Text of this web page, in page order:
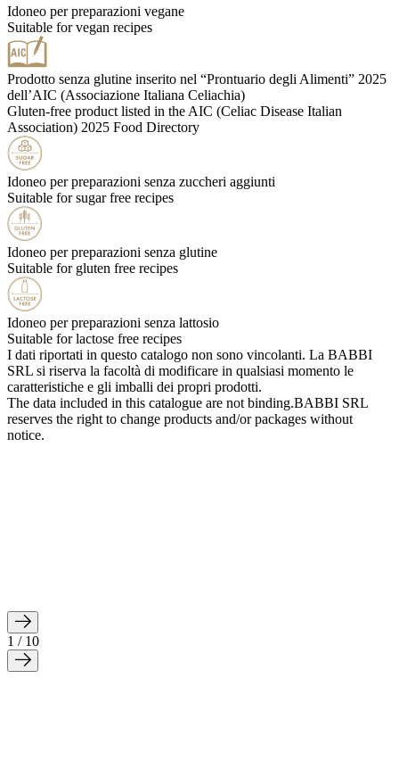
Idoneo per preparazioni vegane
Suitable for vegan recipes
Prodotto senza glutine inserito nel “Prontuario degli Alimenti” 2025
dell’AIC (Associazione Italiana Celiachia)
Gluten-free product listed in the AIC (Celiac Disease Italian
Association) 2025 Food Directory
Idoneo per preparazioni senza zuccheri aggiunti
Suitable for sugar free recipes
Idoneo per preparazioni senza glutine
Suitable for gluten free recipes
Idoneo per preparazioni senza lattosio
Suitable for lactose free recipes
I dati riportati in questo catalogo non sono vincolanti. La BABBI
SRL si riserva la facoltà di modificare in qualsiasi momento le
caratteristiche e gli imballi dei propri prodotti.
The data included in this catalogue are not binding.BABBI SRL
reserves the right to change products and/or packages without
notice.
1 / 10